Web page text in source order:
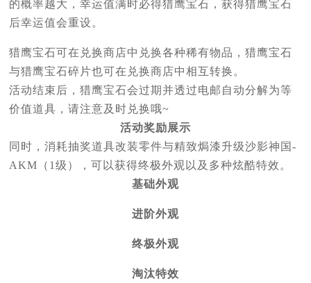
的概率越大，幸运值满时必得猎鹰宝石，获得猎鹰宝石
后幸运值会重设。
猎鹰宝石可在兑换商店中兑换各种稀有物品，猎鹰宝石
与猎鹰宝石碎片也可在兑换商店中相互转换。
活动结束后，猎鹰宝石会过期并透过电邮自动分解为等
价值道具，请注意及时兑换哦~
活动奖励展示
同时，消耗抽奖道具改装零件与精致焗漆升级沙影神国-
AKM（1级），可以获得终极外观以及多种炫酷特效。
基础外观
进阶外观
终极外观
淘汰特效